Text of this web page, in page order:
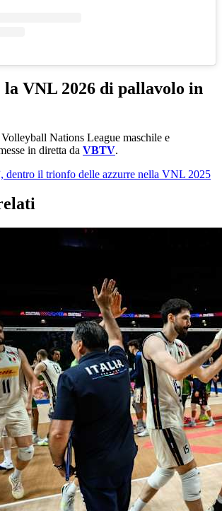
la VNL 2026 di pallavolo in
Nations League maschile e
in diretta da VBTV.
dentro il trionfo delle azzurre nella VNL 2025